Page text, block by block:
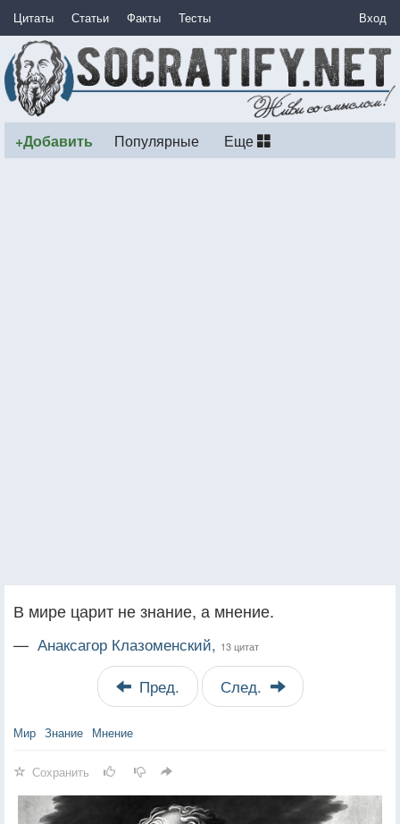
Цитаты Статьи Факты Тесты Вход
+Добавить Популярные Еще
В мире царит не знание, а мнение.
— Анаксагор Клазоменский, 13 цитат
Пред. След.
Мир Знание Мнение
Сохранить